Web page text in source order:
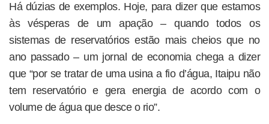
Há dúzias de exemplos. Hoje, para dizer que estamos
às vésperas de um apação – quando todos os
sistemas de reservatórios estão mais cheios que no
ano passado – um jornal de economia chega a dizer
que “por se tratar de uma usina a fio d’água, Itaipu não
tem reservatório e gera energia de acordo com o
volume de água que desce o rio”.